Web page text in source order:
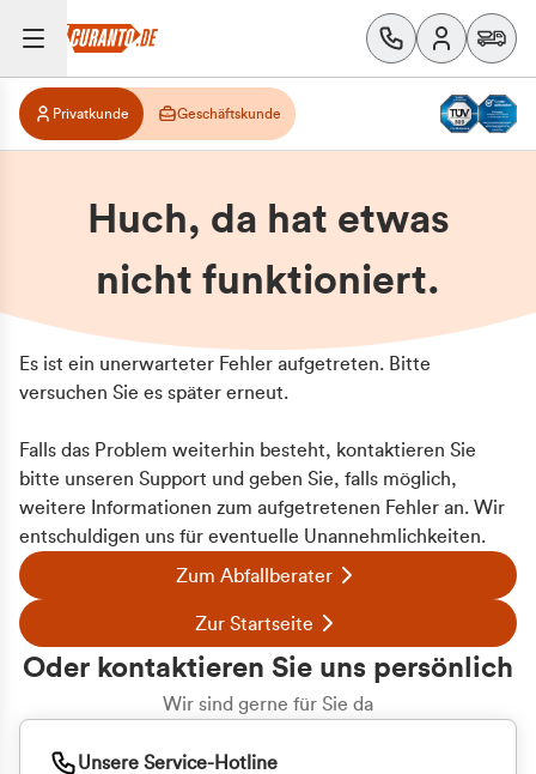
Privatkunde Geschäftskunde
Huch, da hat etwas
nicht funktioniert.
Es ist ein unerwarteter Fehler aufgetreten. Bitte
versuchen Sie es später erneut.
Falls das Problem weiterhin besteht, kontaktieren Sie
bitte unseren Support und geben Sie, falls möglich,
weitere Informationen zum aufgetretenen Fehler an. Wir
entschuldigen uns für eventuelle Unannehmlichkeiten.
Zum Abfallberater
Zur Startseite
Oder kontaktieren Sie uns persönlich
Wir sind gerne für Sie da
Unsere Service-Hotline